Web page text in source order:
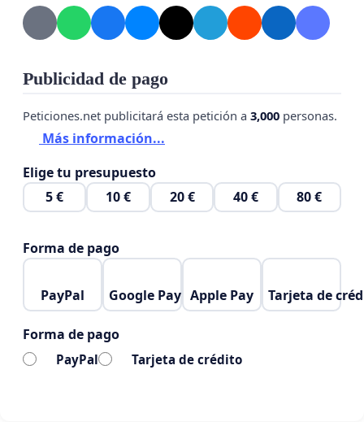
Publicidad de pago
Peticiones.net publicitará esta petición a 3,000 personas.
Más información...
Elige tu presupuesto
5 €
10 € 20 € 40 € 80 €
Forma de pago
PayPal Google Pay Apple Pay Tarjeta de
Forma de pago
PayPal Tarjeta de crédito